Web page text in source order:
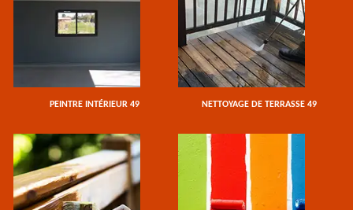
PEINTRE INTÉRIEUR 49 NETTOYAGE DE TERRASSE 49